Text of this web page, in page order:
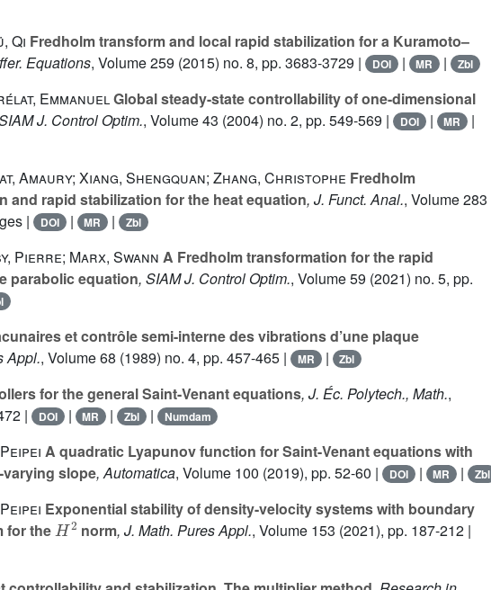
Qi Fredholm transform and local rapid stabilization for a Kuramoto–
Equations, Volume 259 (2015) no. 8, pp. 3683-3729 | DOI | MR | Zbl
EmmanuelGlobal steady-state controllability of one-dimensional
J. Control Optim., Volume 43 (2004) no. 2, pp. 549-569 | DOI | MR |
Amaury; Xiang, Shengquan; Zhang, Christophe Fredholm
and rapid stabilization for the heat equation, J. Funct. Anal., Volume 283
|
DOI | MR | Zbl
Pierre; Marx, Swann A Fredholm transformation for the rapid
parabolic equation, SIAM J. Control Optim., Volume 59 (2021) no. 5, pp.
et contrôle semi-interne des vibrations d’une plaque
Appl., Volume 68 (1989) no. 4, pp. 457-465 | MR | Zbl
for the general Saint-Venant equations, J. Éc. Polytech., Math.,
| DOI | MR | Zbl | Numdam
A quadratic Lyapunov function for Saint-Venant equations with
slope, Automatica, Volume 100 (2019), pp. 52-60 | DOI | MR | Zbl
Exponential stability of density-velocity systems with boundary
for the
H2
norm, J. Math. Pures Appl., Volume 153 (2021), pp. 187-212 |